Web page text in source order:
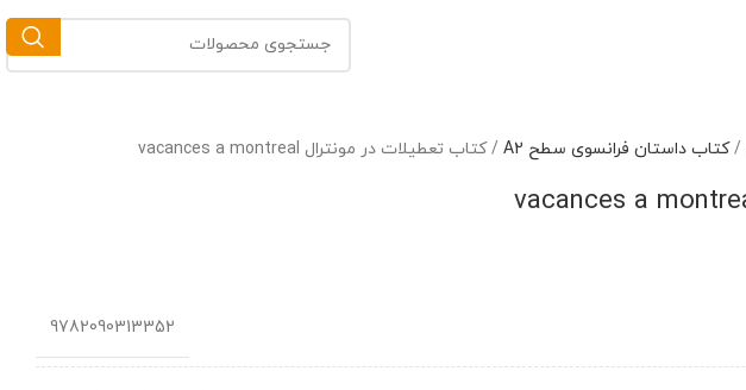
/کتاب داستان فرانسوی سطح A2 /کتاب تعطیلات در مونترال vacances a montreal
9782090313352